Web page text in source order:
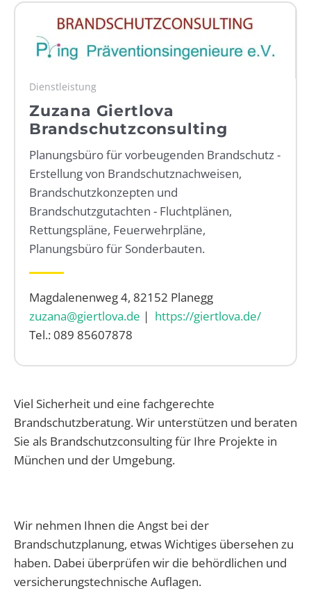
WEBRADIO
Dienstleistung
Zuzana Giertlova
Brandschutzconsulting
Planungsbüro für vorbeugenden Brandschutz -
Erstellung von Brandschutznachweisen,
Brandschutzkonzepten und
Brandschutzgutachten - Fluchtplänen,
Rettungspläne, Feuerwehrpläne,
Planungsbüro für Sonderbauten.
Magdalenenweg 4, 82152 Planegg
zuzana@giertlova.de | https://giertlova.de/
Tel.: 089 85607878
Viel Sicherheit und eine fachgerechte
Brandschutzberatung. Wir unterstützen und beraten
Sie als Brandschutzconsulting für Ihre Projekte in
München und der Umgebung.
Wir nehmen Ihnen die Angst bei der
Brandschutzplanung, etwas Wichtiges übersehen zu
haben. Dabei überprüfen wir die behördlichen und
versicherungstechnische Auflagen.